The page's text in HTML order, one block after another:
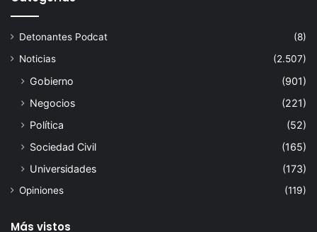
Detonantes Podcat
(8)
Noticias
(2.507)
Gobierno
(901)
Negocios
(221)
Política
(52)
Sociedad Civil
(165)
Universidades
(173)
Opiniones (119)
Más vistos